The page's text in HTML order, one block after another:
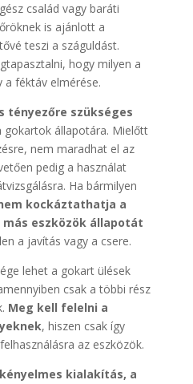
család vagy baráti
is ajánlott a
teszi a száguldást.
hogy milyen a
féktáv elmérése.
tényezőre szükséges
gokartok állapotára. Mielőtt
nem maradhat el az
pedig a használat
Ha bármilyen
kockáztathatja a
eszközök állapotát
a javítás vagy a csere.
lehet a gokart ülések
csak a többi rész
Meg kell felelni a
, hiszen csak így
az eszközök.
kialakítás, a